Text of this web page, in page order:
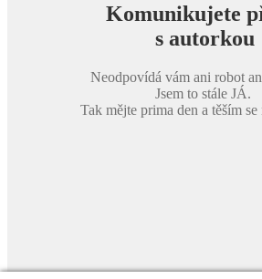
Komunikujete
s autorkou
Neodpovídá vám ani robot
Jsem to stále JÁ.
Tak mějte prima den a těším